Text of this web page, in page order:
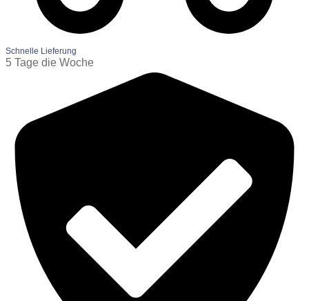
Schnelle Lieferung
5 Tage die Woche